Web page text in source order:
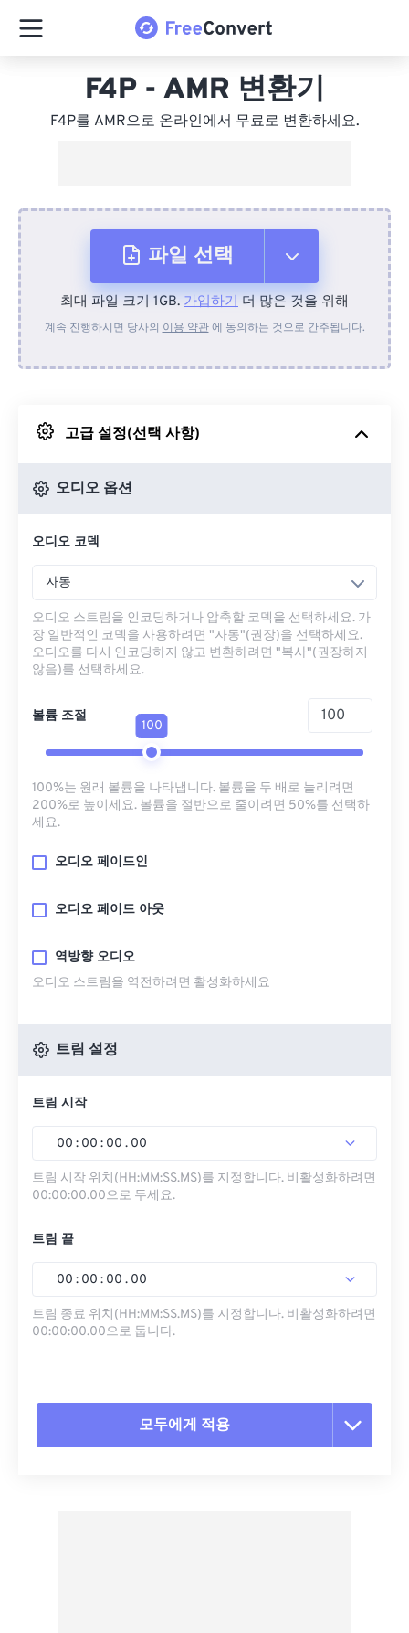
F4P - AMR 변환기
F4P를 AMR으로 온라인에서 무료로 변환하세요.
파일 선택
장치에서
Google 드라이브에서
최대 파일 크기 1GB. 가입하기 더 많은 것을 위해
계속 진행하시면 당사의 이용 약관에 동의하는 것으로 간주됩니다.
고급 설정(선택 사항)
오디오 옵션
오디오 코덱
자동
오디오 스트림을 인코딩하거나 압축할 코덱을 선택하세요. 가
장 일반적인 코덱을 사용하려면 "자동"(권장)을 선택하세요.
오디오를 다시 인코딩하지 않고 변환하려면 "복사"(권장하지
않음)를 선택하세요.
볼륨 조절
100
100%는 원래 볼륨을 나타냅니다. 볼륨을 두 배로 늘리려면
200%로 높이세요. 볼륨을 절반으로 줄이려면 50%를 선택하
세요.
오디오 페이드인
오디오 페이드 아웃
역방향 오디오
오디오 스트림을 역전하려면 활성화하세요
트림 설정
트림 시작
00 : 00 : 00 . 00
트림 시작 위치(HH:MM:SS.MS)를 지정합니다. 비활성화하려면
00:00:00.00으로 두세요.
트림 끝
00 : 00 : 00 . 00
트림 종료 위치(HH:MM:SS.MS)를 지정합니다. 비활성화하려면
00:00:00.00으로 둡니다.
모두에게 적용